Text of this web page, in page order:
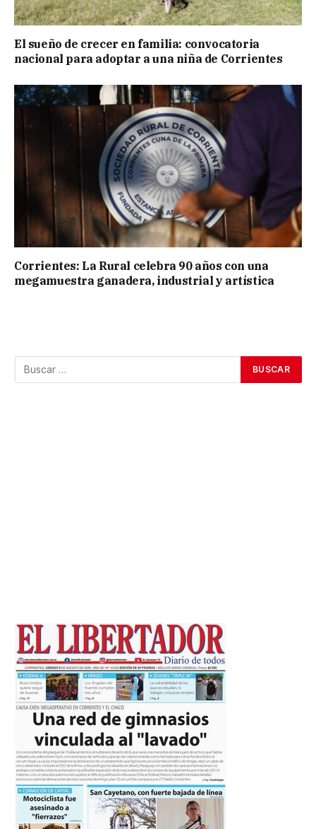
El sueño de crecer en familia: convocatoria
nacional para adoptar a una niña de Corrientes
Corrientes: La Rural celebra 90 años con una
megamuestra ganadera, industrial y artística